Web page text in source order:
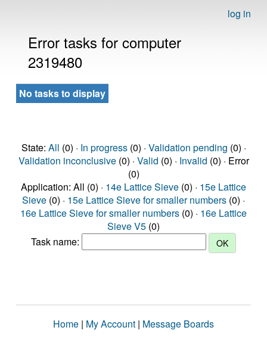
log in
Error tasks for computer
2319480
No tasks to display
State: All (0) · In progress(0) · Validation pending (0) ·
Validation inconclusive(0) · Valid (0) · Invalid (0) · Error
(0)
Application: All (0) · 14e Lattice Sieve (0) · 15e Lattice
Sieve (0) · 15e Lattice Sieve for smaller numbers (0) ·
16e Lattice Sieve for smaller numbers (0) · 16e Lattice
Sieve V5 (0)
Task name:
Home | My Account | Message Boards